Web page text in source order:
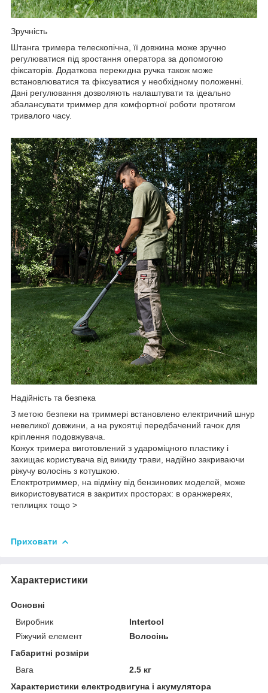
Зручність
Штанга тримера телескопічна, її довжина може зручно
регулюватися під зростання оператора за допомогою
фіксаторів. Додаткова перекидна ручка також може
встановлюватися та фіксуватися у необхідному положенні.
Дані регулювання дозволяють налаштувати та ідеально
збалансувати триммер для комфортної роботи протягом
тривалого часу.
Надійність та безпека
З метою безпеки на триммері встановлено електричний шнур
невеликої довжини, а на рукоятці передбачений гачок для
кріплення подовжувача.
Кожух тримера виготовлений з удароміцного пластику і
захищає користувача від викиду трави, надійно закриваючи
ріжучу волосінь з котушкою.
Електротриммер, на відміну від бензинових моделей, може
використовуватися в закритих просторах: в оранжереях,
теплицях тощо >
Приховати
Характеристики
Основні
Виробник
Intertool
Ріжучий елемент
Волосінь
Габаритні розміри
Вага
2.5 кг
Характеристики електродвигуна і акумулятора